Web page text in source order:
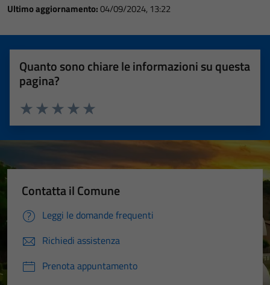
Ultimo aggiornamento:04/09/2024, 13:22
Quanto sono chiare le informazioni su questa
pagina?
Valuta 5 stelle su 5
Valuta 4 stelle su 5
Valuta 3 stelle su 5
Valuta 2 stelle su 5
Valuta 1 stelle su 5
Contatta il Comune
Leggi le domande frequenti
Richiedi assistenza
Prenota appuntamento